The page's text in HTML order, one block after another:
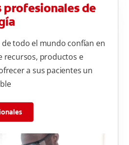
profesionales de
todo el mundo confían en
recursos, productos e
a sus pacientes un